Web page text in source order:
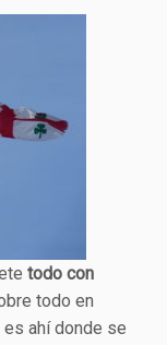
todo con
todo en
ahí donde se